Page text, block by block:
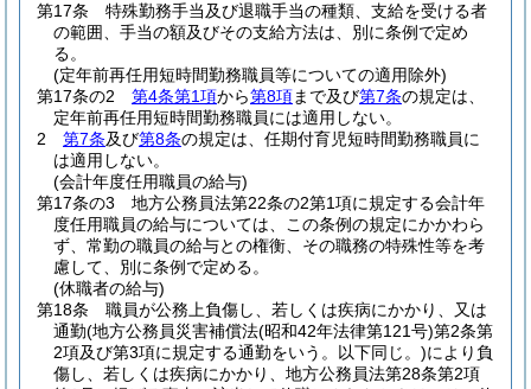
第17条
特殊勤務手当及び退職手当の種類、支給を受ける者
の範囲、手当の額及びその支給方法は、別に条例で定め
る。
(定年前再任用短時間勤務職員等についての適用除外)
第17条の2
第4条第1項から第8項まで及び第7条の規定は、
定年前再任用短時間勤務職員には適用しない。
2
第7条及び第8条の規定は、任期付育児短時間勤務職員に
は適用しない。
(会計年度任用職員の給与)
第17条の3
地方公務員法第22条の2第1項に規定する会計年
度任用職員の給与については、この条例の規定にかかわら
ず、常勤の職員の給与との権衡、その職務の特殊性等を考
慮して、別に条例で定める。
(休職者の給与)
第18条
職員が公務上負傷し、若しくは疾病にかかり、又は
通勤(地方公務員災害補償法(昭和42年法律第121号)第2条第
2項及び第3項に規定する通勤をいう。以下同じ。)により負
傷し、若しくは疾病にかかり、地方公務員法第28条第2項